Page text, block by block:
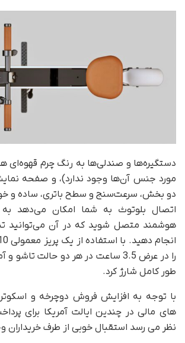
دستگیره‌ها و صندلی‌ها به رنگ چرم قهوه‌ای
دو بخش، سرعت‌سنج و سطح باتری، ساده و
اتصال بلوتوث به شما امکان می‌دهد
هوشمند متصل شوید که در آن می‌توانید
را در عرض 3.5 ساعت در هر دو حالت
طور کامل شارژ کرد.
با توجه به افزایش فروش دوچرخه و
های مالی در چندین ایالت آمریکا برای
نظر می رسد استقبال خوبی از طرف خریداران